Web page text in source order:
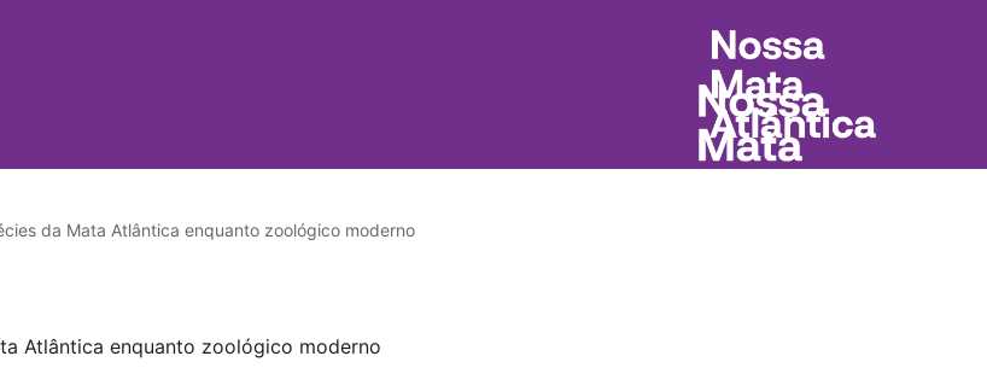
da Mata Atlântica enquanto zoológico moderno
Atlântica enquanto zoológico moderno